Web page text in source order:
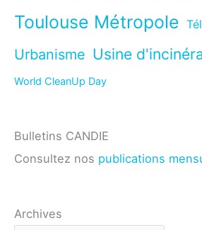
Toulouse Métropole
Urbanisme Usine
World CleanUp Day
Bulletins CANDIE
Consultez nos publications
Archives